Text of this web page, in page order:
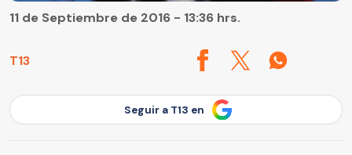
T13
11 de Septiembre de 2016 - 13:36 hrs.
Seguir a T13 en